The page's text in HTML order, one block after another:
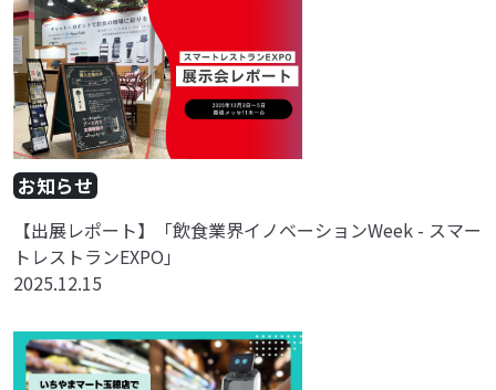
お知らせ
【出展レポート】「飲食業界イノベーションWeek - スマー
トレストランEXPO」
2025.12.15